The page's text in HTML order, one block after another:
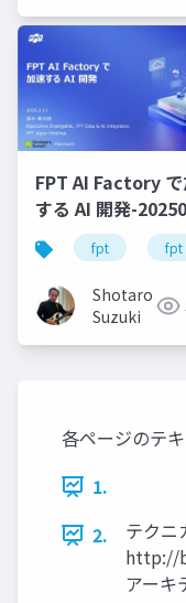
FPT AI Factory
する AI 開発-
公開版fpt fpt
Shotaro
Suzuki
各ページのテ
1.
2.
テクニ
http://
アーキ